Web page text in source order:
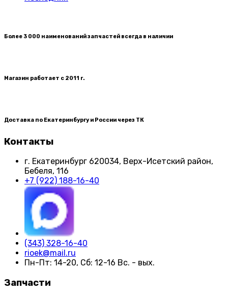
Более 3 000 наименований запчастей всегда в наличии
Магазин работает с 2011 г.
Доставка по Екатеринбургу и России через ТК
Контакты
г. Екатеринбург​ 620034, Верх-Исетский район,
Бебеля, 116
+7 (922) 188-16-40
(343) 328-16-40
rioek@mail.ru
Пн-Пт: 14-20, Сб: 12-16 Вс. - вых.
Запчасти